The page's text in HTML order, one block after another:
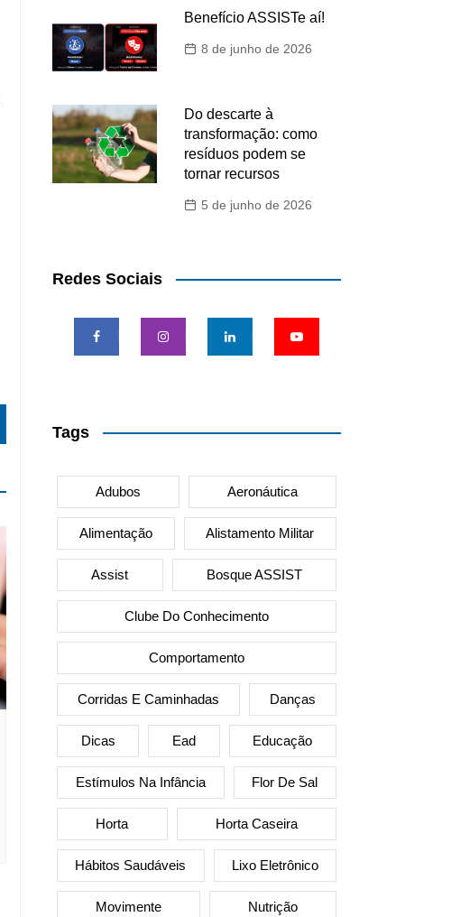
Benefício ASSISTe aí!
8 de junho de 2026
Do descarte à
transformação: como
resíduos podem se
tornar recursos
5 de junho de 2026
Redes Sociais
Tags
Adubos Aeronáutica
Alimentação Alistamento Militar
Assist Bosque ASSIST
Clube Do Conhecimento
Comportamento
Corridas E Caminhadas Danças
Dicas Ead Educação
Estímulos Na Infância Flor De Sal
Horta Horta Caseira
Hábitos Saudáveis Lixo Eletrônico
Movimente Nutrição